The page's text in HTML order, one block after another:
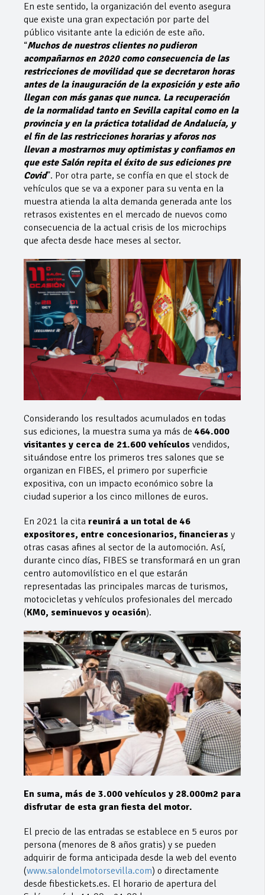
En este sentido, la organización del evento asegura
que existe una gran expectación por parte del
público visitante ante la edición de este año.
“Muchos de nuestros clientes no pudieron
acompañarnos en 2020 como consecuencia de las
restricciones de movilidad que se decretaron horas
antes de la inauguración de la exposición y este año
llegan con más ganas que nunca. La recuperación
de la normalidad tanto en Sevilla capital como en la
provincia y en la práctica totalidad de Andalucía, y
el fin de las restricciones horarias y aforos nos
llevan a mostrarnos muy optimistas y confiamos en
que este Salón repita el éxito de sus ediciones pre
Covid”. Por otra parte, se confía en que el stock de
vehículos que se va a exponer para su venta en la
muestra atienda la alta demanda generada ante los
retrasos existentes en el mercado de nuevos como
consecuencia de la actual crisis de los microchips
que afecta desde hace meses al sector.
Considerando los resultados acumulados en todas
sus ediciones, la muestra suma ya más de 464.000
visitantes y cerca de 21.600 vehículos vendidos,
situándose entre los primeros tres salones que se
organizan en FIBES, el primero por superficie
expositiva, con un impacto económico sobre la
ciudad superior a los cinco millones de euros.
En 2021 la cita reunirá a un total de 46
expositores, entre concesionarios, financieras y
otras casas afines al sector de la automoción. Así,
durante cinco días, FIBES se transformará en un gran
centro automovilístico en el que estarán
representadas las principales marcas de turismos,
motocicletas y vehículos profesionales del mercado
(KM0, seminuevos y ocasión).
En suma, más de 3.000 vehículos y 28.000m2 para
disfrutar de esta gran fiesta del motor.
El precio de las entradas se establece en 5 euros por
persona (menores de 8 años gratis) y se pueden
adquirir de forma anticipada desde la web del evento
(www.salondelmotorsevilla.com) o directamente
desde fibestickets.es. El horario de apertura del